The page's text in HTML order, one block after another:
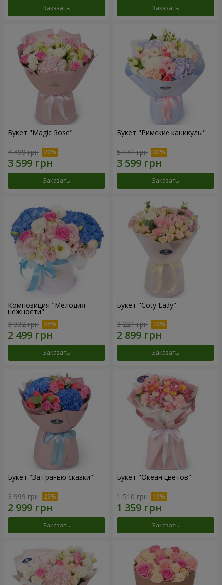
Заказать Заказать
Букет "Magic Rose"
4 499 грн
Заказать
Букет "Римские каникулы"
5 141 грн
Заказать
Композиция "Мелодия
нежности"
3 332 грн
Заказать
Букет "Coty Lady"
3 221 грн
Заказать
Букет "За гранью сказки"
3 999 грн
Заказать
Букет "Океан цветов"
1 510 грн
Заказать